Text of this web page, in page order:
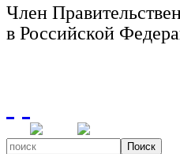
Член
в Российской
Поиск